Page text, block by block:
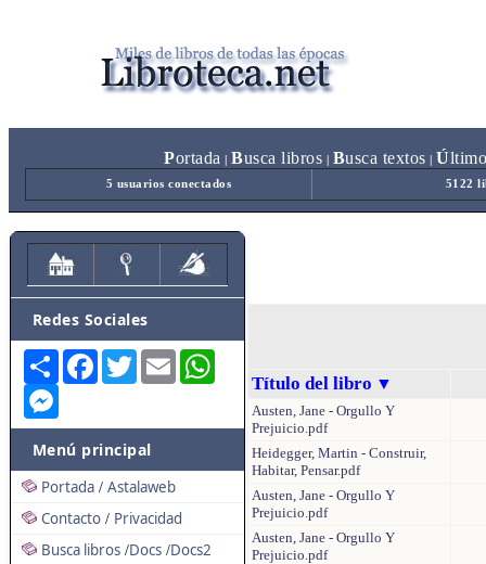
Portada Busca libros Busca textos Ú
5 usuarios conectados 5122
Redes Sociales
Share FacebookTwitterEmail
Menú principal
Portada / Astalaweb
Contacto / Privacidad
Busca libros /Docs /Docs2
Título del libro ▼
Austen, Jane - Orgullo Y
Prejuicio.pdf
Heidegger, Martin - Construir,
Habitar, Pensar.pdf
Austen, Jane - Orgullo Y
Prejuicio.pdf
Austen, Jane - Orgullo Y
Prejuicio.pdf